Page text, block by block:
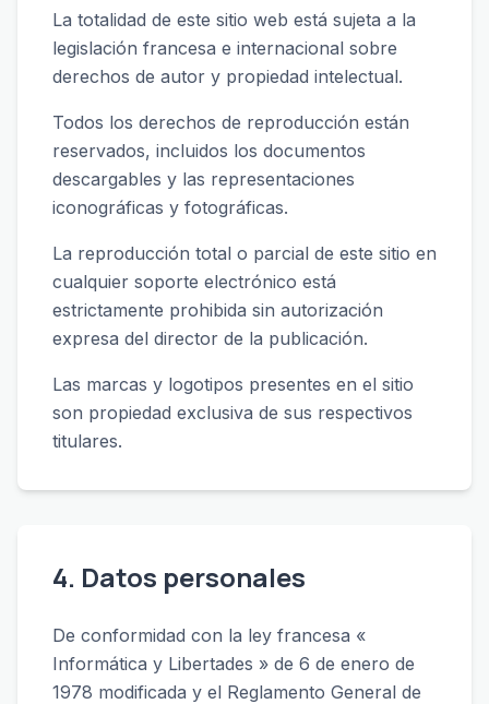
La totalidad de este sitio web está sujeta a la
legislación francesa e internacional sobre
derechos de autor y propiedad intelectual.
Todos los derechos de reproducción están
reservados, incluidos los documentos
descargables y las representaciones
iconográficas y fotográficas.
La reproducción total o parcial de este sitio en
cualquier soporte electrónico está
estrictamente prohibida sin autorización
expresa del director de la publicación.
Las marcas y logotipos presentes en el sitio
son propiedad exclusiva de sus respectivos
titulares.
4. Datos personales
De conformidad con la ley francesa «
Informática y Libertades » de 6 de enero de
1978 modificada y el Reglamento General de